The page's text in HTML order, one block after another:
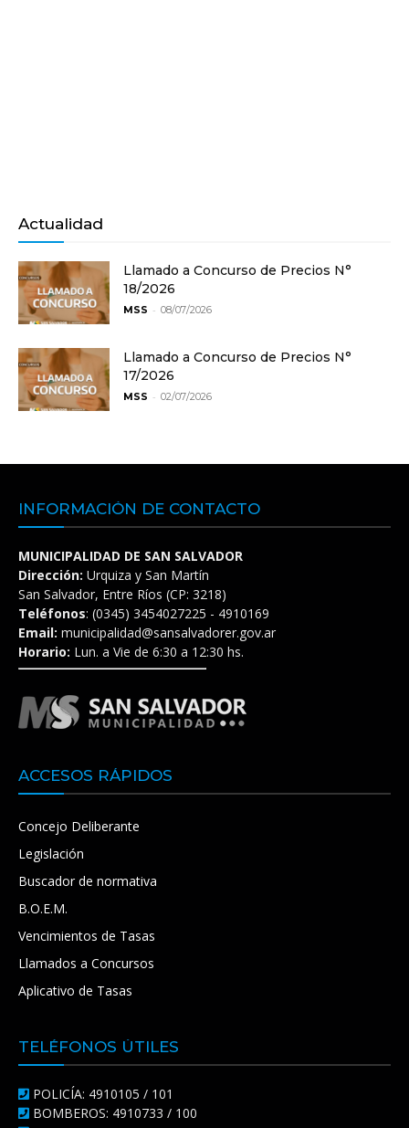
Actualidad
Llamado a Concurso de Precios N°
18/2026
MSS - 08/07/2026
Llamado a Concurso de Precios N°
17/2026
MSS - 02/07/2026
INFORMACIÓN DE CONTACTO
MUNICIPALIDAD DE SAN SALVADOR
Dirección: Urquiza y San Martín
San Salvador, Entre Ríos (CP: 3218)
Teléfonos: (0345) 3454027225 - 4910169
Email: municipalidad@sansalvadorer.gov.ar
Horario: Lun. a Vie de 6:30 a 12:30 hs.
ACCESOS RÁPIDOS
Concejo Deliberante
Legislación
Buscador de normativa
B.O.E.M.
Vencimientos de Tasas
Llamados a Concursos
Aplicativo de Tasas
TELÉFONOS ÚTILES
POLICÍA: 4910105 / 101
BOMBEROS: 4910733 / 100